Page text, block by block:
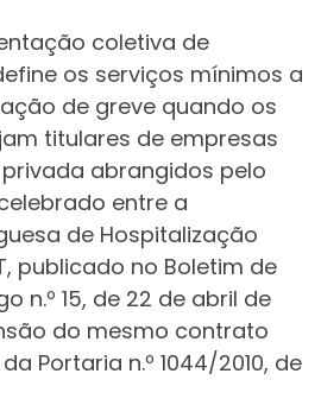
coletiva de
os serviços mínimos a
de greve quando os
titulares de empresas
abrangidos pelo
entre a
de Hospitalização
publicado no Boletim de
n.º 15, de 22 de abril de
do mesmo contrato
Portaria n.º 1044/2010, de